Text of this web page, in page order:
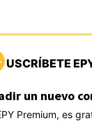
USCRÍBETE
un nuevo
Premium, es